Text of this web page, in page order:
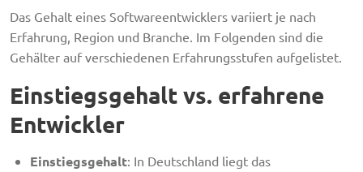
Das Gehalt eines Softwareentwicklers variiert je nach
Erfahrung, Region und Branche. Im Folgenden sind die
Gehälter auf verschiedenen Erfahrungsstufen aufgelistet.
Einstiegsgehalt vs. erfahrene
Entwickler
Einstiegsgehalt: In Deutschland liegt das